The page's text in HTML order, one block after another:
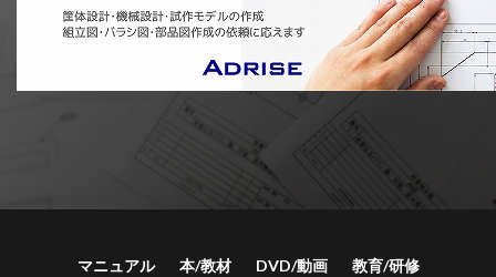
マニュアル 本/教材 DVD/動画
教育/研修